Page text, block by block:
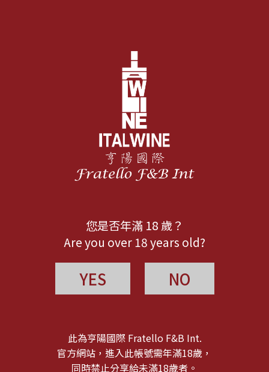
您是否年滿 18 歲？
Are you over 18 years old?
YES NO
此為亨陽國際 Fratello F&B Int.
官方網站，進入此帳號需年滿18歲，
同時禁止分享給未滿18歲者。